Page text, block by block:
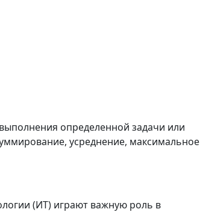
определенной задачи или
усреднение, максимальное
(ИТ) играют важную роль в